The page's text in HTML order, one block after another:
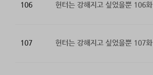
106 헌터는 강해지고 싶었을뿐 106화
107 헌터는 강해지고 싶었을뿐 107화